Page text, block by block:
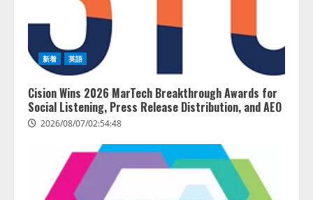
新着 英語
Cision Wins 2026 MarTech Breakthrough Awards for
Social Listening, Press Release Distribution, and AEO
2026/08/07/02:54:48